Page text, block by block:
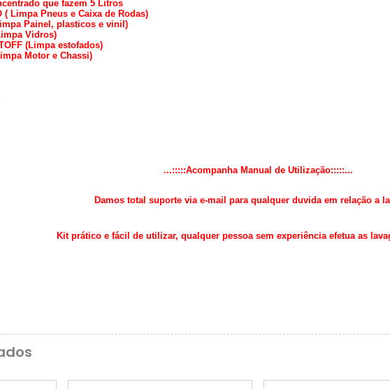
que fazem 5 Litros
( Limpa Pneus e Caixa de Rodas)
Painel, plasticos e vinil)
Vidros)
(Limpa estofados)
Motor e Chassi)
...:::::Acompanha Manual de Utilização:::::...
Damos total suporte via e-mail para qualquer duvida em relação a
Kit prático e fácil de utilizar, qualquer pessoa sem experiência efetua as